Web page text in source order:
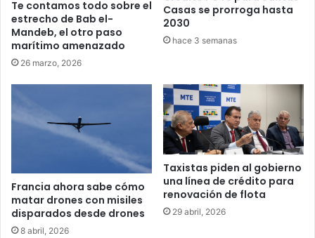
Te contamos todo sobre el
estrecho de Bab el-
Mandeb, el otro paso
marítimo amenazado
26 marzo, 2026
Casas se prorroga hasta
2030
hace 3 semanas
Francia ahora sabe cómo
matar drones con misiles
disparados desde drones
8 abril, 2026
Taxistas piden al gobierno
una línea de crédito para
renovación de flota
29 abril, 2026